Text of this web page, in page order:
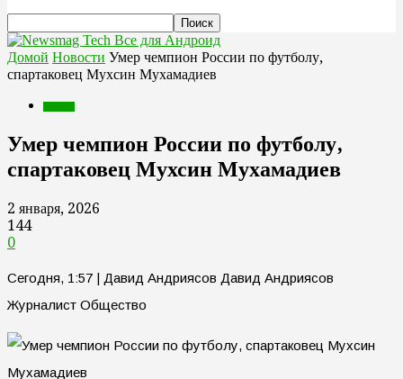
Все для Андроид
Домой Новости Умер чемпион России по футболу,
спартаковец Мухсин Мухамадиев
Умер чемпион России по футболу,
спартаковец Мухсин Мухамадиев
2 января, 2026
144
0
Сегодня, 1:57 | Давид Андриясов Давид Андриясов
Журналист Общество